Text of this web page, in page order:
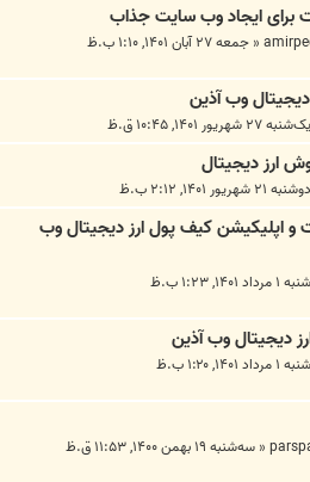
« جمعه ۲۷ آبان ۱۴۰۱, ۱:۱۰ ب.ظ
وب آذین
یک‌شنبه ۲۷ شهریور ۱۴۰۱, ۱۰:۴۵ ق.ظ
ارز دیجیتال
دوشنبه ۲۱ شهریور ۱۴۰۱, ۲:۱۲ ب.ظ
و اپلیکیشن کیف پول ارز دیجیتال وب
شنبه ۱ مرداد ۱۴۰۱, ۱:۲۳ ب.ظ
دیجیتال وب آذین
شنبه ۱ مرداد ۱۴۰۱, ۱:۲۰ ب.ظ
« سه‌شنبه ۱۹ بهمن ۱۴۰۰, ۱۱:۵۳ ق.ظ